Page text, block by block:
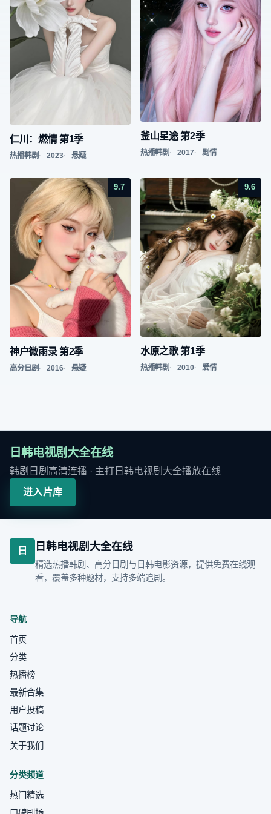
仁川：燃情 第1季
热播韩剧 2023 悬疑
釜山星途 第2季
热播韩剧 2017 剧情
9.7
神户微雨录 第2季
高分日剧 2016 悬疑
9.6
水原之歌 第1季
热播韩剧 2010 爱情
日韩电视剧大全在线
韩剧日剧高清连播 · 主打 日韩电视剧大全播放在线
进入片库
日 日韩电视剧大全在线
精选热播韩剧、高分日剧与日韩电影资源，提供免费在线观
看，覆盖多种题材，支持多端追剧。
导航
首页
分类
热播榜
最新合集
用户投稿
话题讨论
关于我们
分类频道
热门精选